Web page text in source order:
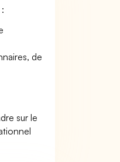
de
sur le